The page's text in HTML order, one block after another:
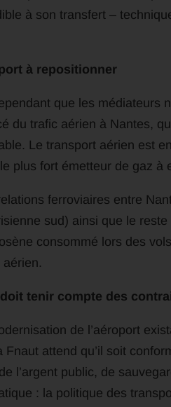
à son transfert –
à repositionner
que les médiateurs
du trafic aérien à Nantes,
Le transport aérien est
plus fort émetteur de gaz à
ferroviaires entre
sud) ainsi que le
consommé lors des
tenir compte des
de l’aéroport
Fnaut attend qu’il soit
l’argent public, de
: la politique des